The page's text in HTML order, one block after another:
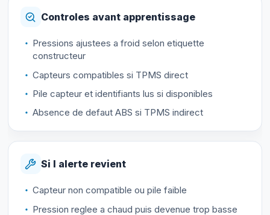
Controles avant apprentissage
Pressions ajustees a froid selon etiquette
constructeur
Capteurs compatibles si TPMS direct
Pile capteur et identifiants lus si disponibles
Absence de defaut ABS si TPMS indirect
Si l alerte revient
Capteur non compatible ou pile faible
Pression reglee a chaud puis devenue trop basse